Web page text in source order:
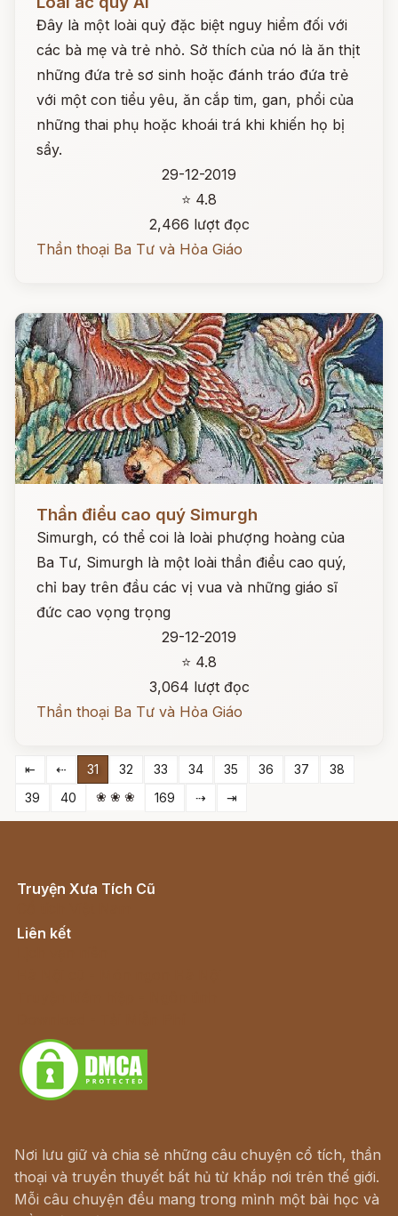
Đây là một loài quỷ đặc biệt nguy hiểm đối với
các bà mẹ và trẻ nhỏ. Sở thích của nó là ăn thịt
những đứa trẻ sơ sinh hoặc đánh tráo đứa trẻ
với một con tiểu yêu, ăn cắp tim, gan, phổi của
những thai phụ hoặc khoái trá khi khiến họ bị
sẩy.
29-12-2019
⭐ 4.8
2,466 lượt đọc
Thần thoại Ba Tư và Hỏa Giáo
Đọc ngay
Thần điểu cao quý Simurgh
Simurgh, có thể coi là loài phượng hoàng của
Ba Tư, Simurgh là một loài thần điểu cao quý,
chỉ bay trên đầu các vị vua và những giáo sĩ
đức cao vọng trọng
29-12-2019
⭐ 4.8
3,064 lượt đọc
Thần thoại Ba Tư và Hỏa Giáo
⇤ ⇠ 31 32 33 34 35 36 37
38
39
40 ❀ ❀ ❀ 169 ⇢ ⇥
Truyện Xưa Tích Cũ
Liên kết
Nơi lưu giữ và chia sẻ những câu chuyện cổ tích, thần
thoại và truyền thuyết bất hủ từ khắp nơi trên thế giới.
Mỗi câu chuyện đều mang trong mình một bài học và